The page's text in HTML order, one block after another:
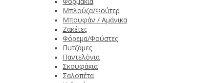
Μπλούζα/Φούτερ
Μπουφάν / Αμάνικα
Ζακέτες
Φόρεμα/Φούστες
Πυτζάμες
Παντελόνια
Σκουφάκια
Σαλοπέτα